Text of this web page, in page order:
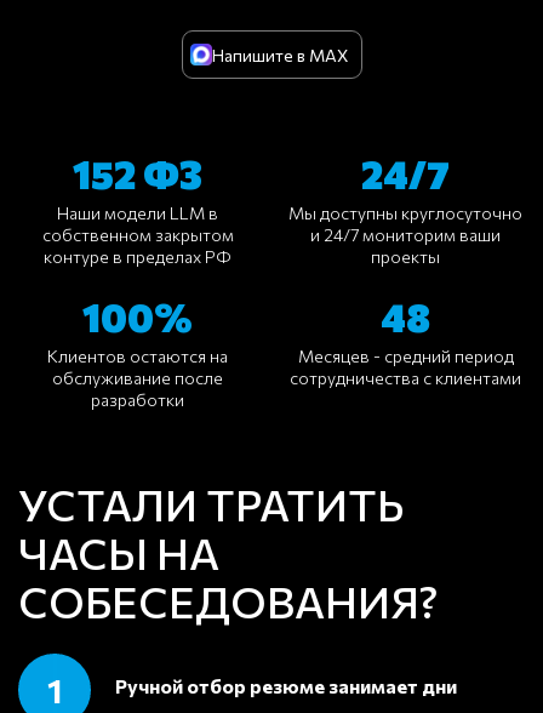
Напишите в MAX
152 ФЗ
Наши модели LLM в
собственном закрытом
контуре в пределах РФ
24/7
Мы доступны круглосуточно
и 24/7 мониторим ваши
проекты
100%
Клиентов остаются на
обслуживание после
разработки
48
Месяцев - средний период
сотрудничества с клиентами
УСТАЛИ ТРАТИТЬ
ЧАСЫ НА
СОБЕСЕДОВАНИЯ?
1 Ручной отбор резюме занимает дни